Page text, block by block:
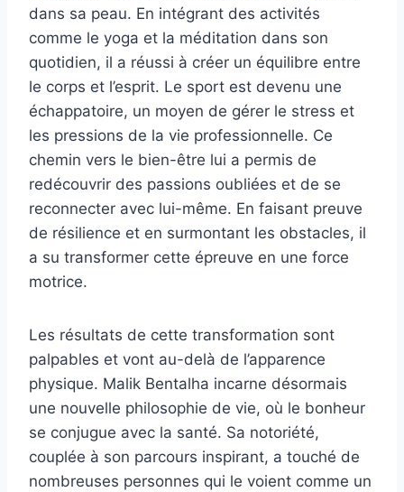
dans sa peau. En intégrant des activités
comme le yoga et la méditation dans son
quotidien, il a réussi à créer un équilibre entre
le corps et l’esprit. Le sport est devenu une
échappatoire, un moyen de gérer le stress et
les pressions de la vie professionnelle. Ce
chemin vers le bien-être lui a permis de
redécouvrir des passions oubliées et de se
reconnecter avec lui-même. En faisant preuve
de résilience et en surmontant les obstacles, il
a su transformer cette épreuve en une force
motrice.
Les résultats de cette transformation sont
palpables et vont au-delà de l’apparence
physique. Malik Bentalha incarne désormais
une nouvelle philosophie de vie, où le bonheur
se conjugue avec la santé. Sa notoriété,
couplée à son parcours inspirant, a touché de
nombreuses personnes qui le voient comme un